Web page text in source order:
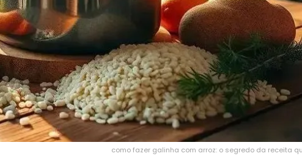
como fazer galinha com arroz: o segredo da receita